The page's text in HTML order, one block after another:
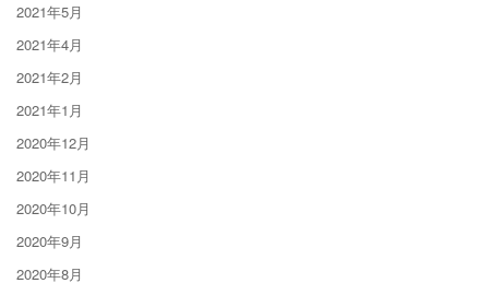
2021年5月
2021年4月
2021年2月
2021年1月
2020年12月
2020年11月
2020年10月
2020年9月
2020年8月